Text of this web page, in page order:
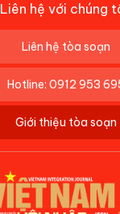
Liên hệ với chúng
Liên hệ tòa soạn
Hotline: 0912 953
Giới thiệu tòa soạn